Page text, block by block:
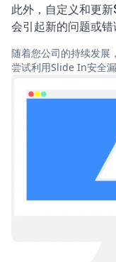
此外，自定义和更
会引起新的问题或错
随着您公司的持续发展
尝试利用Slide In安全漏